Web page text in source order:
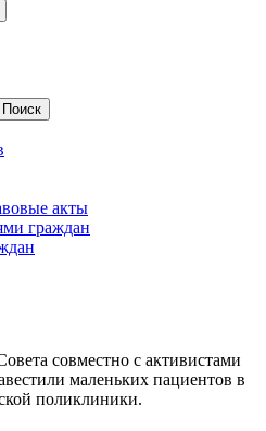
акты
граждан
совместно с активистами
маленьких пациентов в
поликлиники.